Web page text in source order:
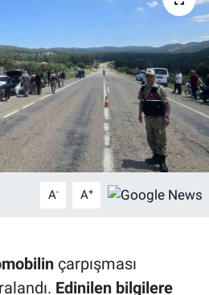
A- A+
çarpışması
Edinilen bilgilere